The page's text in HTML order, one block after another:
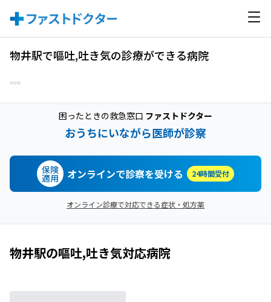
物井駅で嘔吐,吐き気の診療ができる病院
困ったときの救急窓口 ファストドクター
おうちにいながら医師が診察
保険
適用 オンラインで診察を受ける 24時間受付
オンライン診療で対応できる症状・処方薬
物井駅の嘔吐,吐き気対応病院